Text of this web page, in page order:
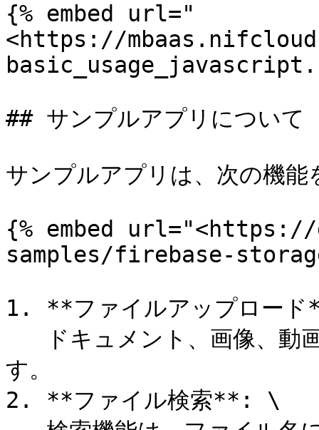
{% embed url="
<https://
## サンプルアプリについて
サンプルアプリは、次の機能
{% embed url="<https://
samples/firebase-
1. **ファイルアップロー
す。
2. **ファイル検索**: \